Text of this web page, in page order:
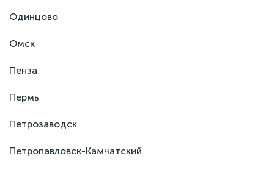
Одинцово
Омск
Пенза
Пермь
Петрозаводск
Петропавловск-Камчатский